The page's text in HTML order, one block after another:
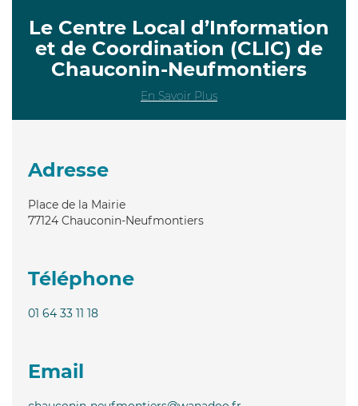
Le Centre Local d’Information
et de Coordination (CLIC) de
Chauconin-Neufmontiers
En Savoir Plus
Adresse
Place de la Mairie
77124 Chauconin-Neufmontiers
Téléphone
01 64 33 11 18
Email